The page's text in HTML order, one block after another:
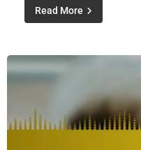
Read More